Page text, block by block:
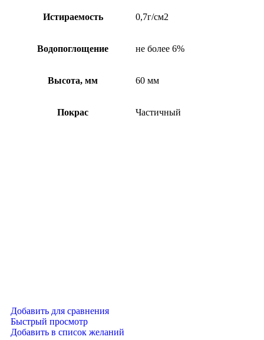
Истираемость 0,7г/см2
Водопоглощение не более 6%
Высота, мм 60 мм
Покрас Частичный
Добавить для сравнения
Быстрый просмотр
Добавить в список желаний